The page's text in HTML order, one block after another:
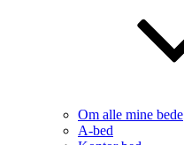
Om alle mine bede
A-bed